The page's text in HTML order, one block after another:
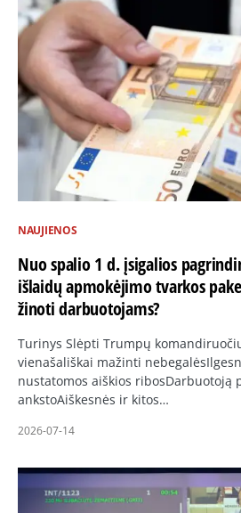
NAUJIENOS
Nuo spalio 1 d. įsigalios
išlaidų apmokėjimo tvarkos
žinoti darbuotojams?
Turinys Slėpti Trumpų
vienašališkai mažinti
nustatomos aiškios ribosDarbuotoją
ankstoAiškesnės ir kitos…
2026-07-14